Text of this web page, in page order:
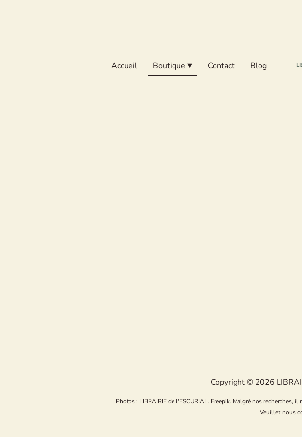
Accueil Boutique Contact Blog
Copyright © 2026
Photos : LIBRAIRIE de l'ESCURIAL. Freepik. Malgré nos recherches,
Veuillez nous